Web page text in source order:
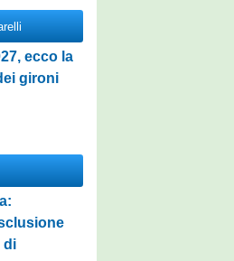
ecco la
gironi
di